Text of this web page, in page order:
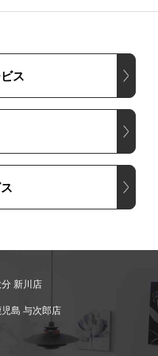
ス
分 新川店
児島 与次郎店